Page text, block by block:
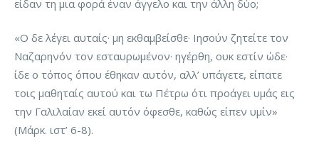
είδαν τη μια φορά έναν άγγελο και την άλλη δύο;
«Ο δε λέγει αυταίς· μη εκθαμβείσθε· Ιησούν ζητείτε τον
Ναζαρηνόν τον εσταυρωμένον· ηγέρθη, ουκ εστίν ώδε·
ίδε ο τόπος όπου έθηκαν αυτόν, αλλ’ υπάγετε, είπατε
τοις μαθηταίς αυτού και τω Πέτρω ότι προάγει υμάς εις
την Γαλιλαίαν εκεί αυτόν όφεσθε, καθώς είπεν υμίν»
(Μάρκ. ιστ’ 6-8).